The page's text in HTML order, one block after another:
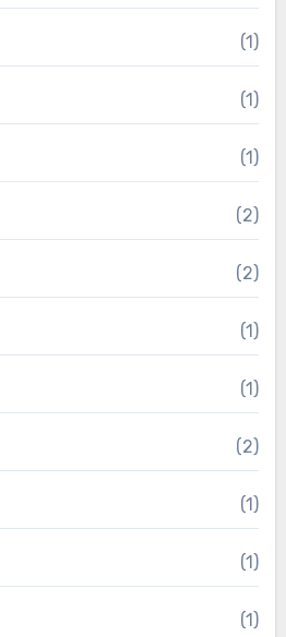
(1)
(1)
(1)
(2)
(2)
(1)
(1)
(2)
(1)
(1)
(1)